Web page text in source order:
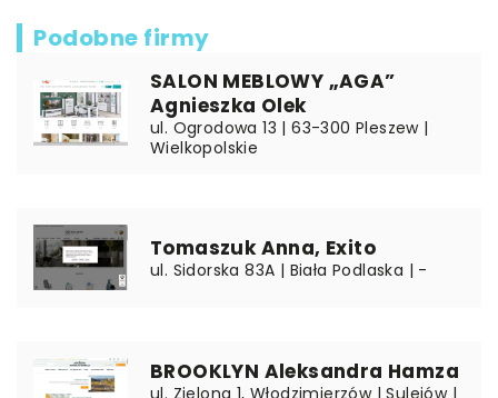
Podobne firmy
SALON MEBLOWY „AGA”
Agnieszka Olek
ul. Ogrodowa 13 | 63-300 Pleszew |
Wielkopolskie
Tomaszuk Anna, Exito
ul. Sidorska 83A | Biała Podlaska | -
BROOKLYN Aleksandra Hamza
ul. Zielona 1, Włodzimierzów | Sulejów |